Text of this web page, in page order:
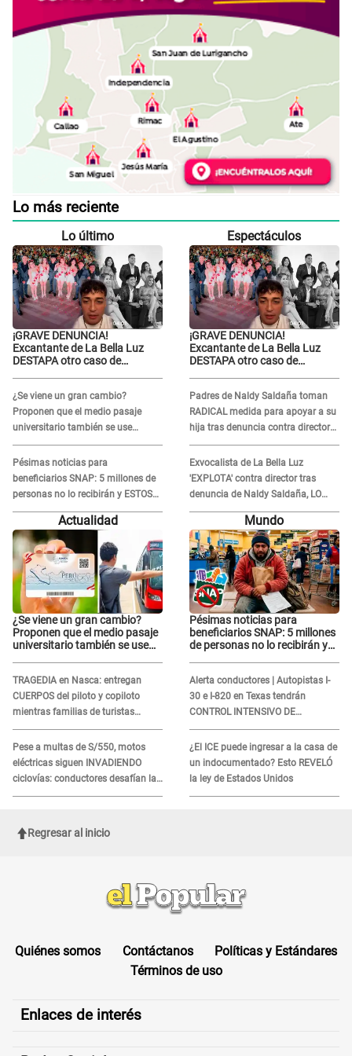
Lo más reciente
Lo último
¡GRAVE DENUNCIA!
Excantante de La Bella Luz
DESTAPA otro caso de
represalias: "Yo siempre..."
¿Se viene un gran cambio?
Proponen que el medio pasaje
universitario también se use
sábados, domingos y feriados
Pésimas noticias para
beneficiarios SNAP: 5 millones de
personas no lo recibirán y ESTOS
INMIGRANTES ya no califican
Espectáculos
¡GRAVE DENUNCIA!
Excantante de La Bella Luz
DESTAPA otro caso de
represalias: "Yo siempre..."
Padres de Naldy Saldaña toman
RADICAL medida para apoyar a su
hija tras denuncia contra director
musical de La Bella Luz: "Esto no
se va a quedar así"
Exvocalista de La Bella Luz
'EXPLOTA' contra director tras
denuncia de Naldy Saldaña, LO
INSULTA y lanza GRAVE
advertencia: "Falta que rueden dos
cabezas más"
Actualidad
¿Se viene un gran cambio?
Proponen que el medio pasaje
universitario también se use
TRAGEDIA en Nasca: entregan
CUERPOS del piloto y copiloto
mientras familias de turistas
esperan identificación
Pese a multas de S/550, motos
eléctricas siguen INVADIENDO
ciclovías: conductores desafían las
nuevas reglas
Mundo
Pésimas noticias para
beneficiarios SNAP: 5 millones
de personas no lo recibirán y
Alerta conductores | Autopistas I-
30 e I-820 en Texas tendrán
CONTROL INTENSIVO DE
SEGURIDAD: Estas serán las
HORAS CRÍTICAS
¿El ICE puede ingresar a la casa de
un indocumentado? Esto REVELÓ
la ley de Estados Unidos
Regresar al inicio
Quiénes somos Contáctanos
Políticas y Estándares
Términos de uso
Enlaces de interés